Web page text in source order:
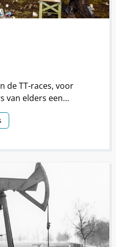
de TT-races, voor
van elders een